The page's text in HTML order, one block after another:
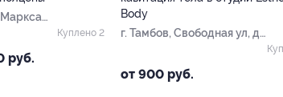
Маркса
руб.
Куплено 2
Body
г. Тамбов, Свободная ул, д.
от 900 руб.